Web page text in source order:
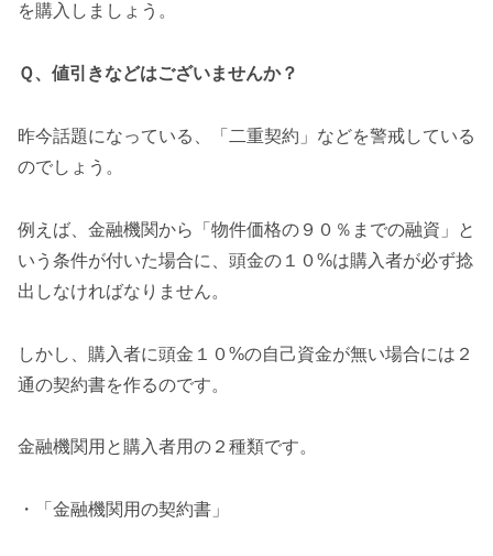
を購入しましょう。
Ｑ、値引きなどはございませんか？
昨今話題になっている、「二重契約」などを警戒している
のでしょう。
例えば、金融機関から「物件価格の９０％までの融資」と
いう条件が付いた場合に、頭金の１０%は購入者が必ず捻
出しなければなりません。
しかし、購入者に頭金１０%の自己資金が無い場合には２
通の契約書を作るのです。
金融機関用と購入者用の２種類です。
・「金融機関用の契約書」